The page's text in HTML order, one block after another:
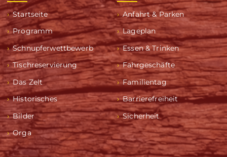
Startseite
Programm
Schnupferwettbewerb
Tischreservierung
Das Zelt
Historisches
Bilder
Orga
Anfahrt & Parken
Lageplan
Essen & Trinken
Fahrgeschäfte
Familientag
Barrierefreiheit
Sicherheit